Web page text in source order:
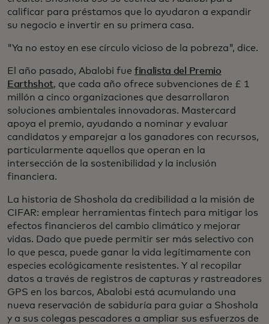
calificar para préstamos que lo ayudaron a expandir
su negocio e invertir en su primera casa.
"Ya no estoy en ese círculo vicioso de la pobreza", dice.
El año pasado, Abalobi fue finalista del Premio
Earthshot, que cada año ofrece subvenciones de £ 1
millón a cinco organizaciones que desarrollaron
soluciones ambientales innovadoras. Mastercard
apoya el premio, ayudando a nominar y evaluar
candidatos y emparejar a los ganadores con recursos,
particularmente aquellos que operan en la
intersección de la sostenibilidad y la inclusión
financiera.
La historia de Shoshola da credibilidad a la misión de
CIFAR: emplear herramientas fintech para mitigar los
efectos financieros del cambio climático y mejorar
vidas. Dado que puede permitir ser más selectivo con
lo que pesca, puede ganar la vida legítimamente con
especies ecológicamente resistentes. Y al recopilar
datos a través de registros de capturas y rastreadores
GPS en los barcos, Abalobi está acumulando una
nueva reservación de sabiduría para guiar a Shoshola
y a sus colegas pescadores a ampliar sus esfuerzos de